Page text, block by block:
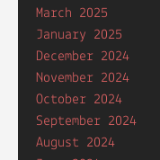
March 2025
January 2025
December 2024
November 2024
October 2024
September 2024
August 2024